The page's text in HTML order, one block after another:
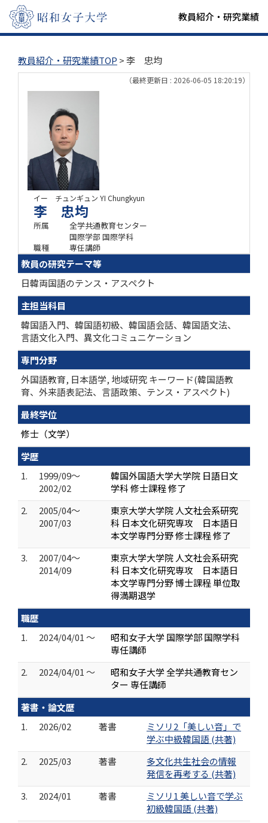
教員紹介・研究業績
教員紹介・研究業績TOP > 李 忠均
（最終更新日 : 2026-06-05 18:20:19）
イー チュンギュン YI Chungkyun
李 忠均
所属
全学共通教育センター
国際学部 国際学科
職種
専任講師
教員の研究テーマ等
日韓両国語のテンス・アスペクト
主担当科目
韓国語入門、韓国語初級、韓国語会話、韓国語文法、
言語文化入門、異文化コミュニケーション
専門分野
外国語教育, 日本語学, 地域研究 キーワード(韓国語教
育、外来語表記法、言語政策、テンス・アスペクト)
最終学位
修士（文学）
学歴
1.
1999/09～
2002/02
韓国外国語大学大学院 日語日文
学科 修士課程 修了
2.
2005/04～
2007/03
東京大学大学院 人文社会系研究
科 日本文化研究専攻 日本語日
本文学専門分野 修士課程 修了
3.
2007/04～
2014/09
東京大学大学院 人文社会系研究
科 日本文化研究専攻 日本語日
本文学専門分野 博士課程 単位取
得満期退学
職歴
1.
2024/04/01 ～
昭和女子大学 国際学部 国際学科
専任講師
2.
2024/04/01 ～
昭和女子大学 全学共通教育セン
ター 専任講師
著書・論文歴
1.
2026/02 著書
ミソリ2「美しい音」で
学ぶ中級韓国語 (共著)
2.
2025/03 著書
多文化共生社会の情報
発信を再考する (共著)
3.
2024/01 著書
ミソリ1 美しい音で学ぶ
初級韓国語 (共著)